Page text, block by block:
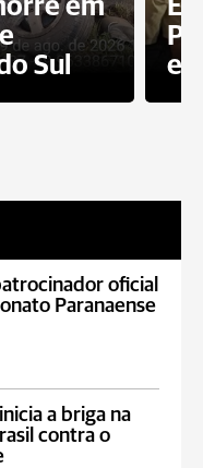
em
Sul
oficial
Paranaense
a briga na
contra o